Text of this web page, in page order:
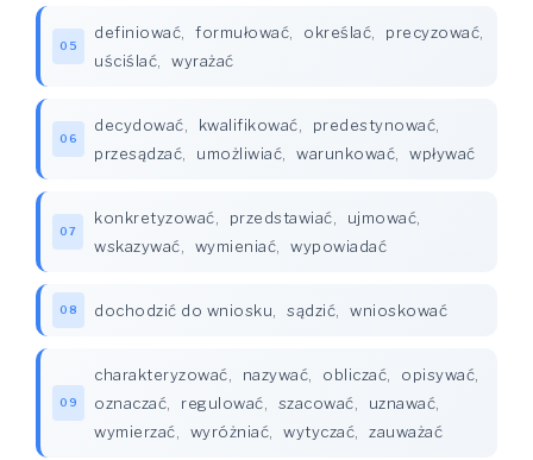
05
definiować formułować określać precyzować
uściślać
wyrażać
06
decydować kwalifikować predestynować
przesądzać
umożliwiać warunkować wpływać
07
konkretyzować przedstawiać ujmować
wskazywać
wymieniać wypowiadać
08 dochodzić do wniosku sądzić wnioskować
09
charakteryzować nazywać obliczać opisywać
oznaczać
regulować szacować uznawać
wymierzać
wyróżniać wytyczać zauważać